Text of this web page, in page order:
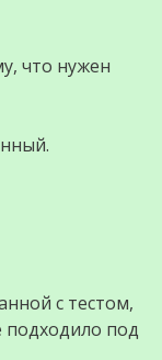
что нужен
с тестом,
подходило под